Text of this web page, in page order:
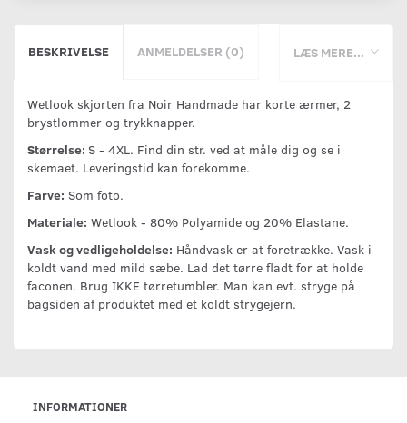
LÆS MERE...
BESKRIVELSE ANMELDELSER (0)
Wetlook skjorten fra Noir Handmade har korte ærmer, 2
brystlommer og trykknapper.
Størrelse: S - 4XL. Find din str. ved at måle dig og se i
skemaet. Leveringstid kan forekomme.
Farve: Som foto.
Materiale: Wetlook - 80% Polyamide og 20% Elastane.
Vask og vedligeholdelse: Håndvask er at foretrække. Vask i
koldt vand med mild sæbe. Lad det tørre fladt for at holde
faconen. Brug IKKE tørretumbler. Man kan evt. stryge på
bagsiden af produktet med et koldt strygejern.
INFORMATIONER